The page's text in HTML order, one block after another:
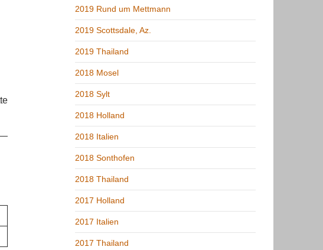
2019 Rund um Mettmann
2019 Scottsdale, Az.
2019 Thailand
2018 Mosel
2018 Sylt
2018 Holland
2018 Italien
2018 Sonthofen
2018 Thailand
2017 Holland
2017 Italien
2017 Thailand